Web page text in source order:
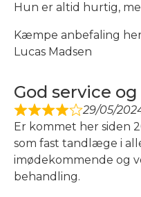
Hun er altid hurtig,
Kæmpe anbefaling
Lucas Madsen
God service
29/05/
Er kommet her siden
som fast tandlæge i
imødekommende og
behandling.